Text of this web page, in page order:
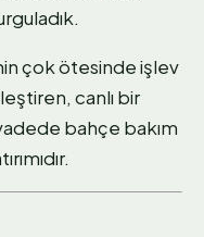
çok ötesinde işlev
canlı bir
bahçe bakım